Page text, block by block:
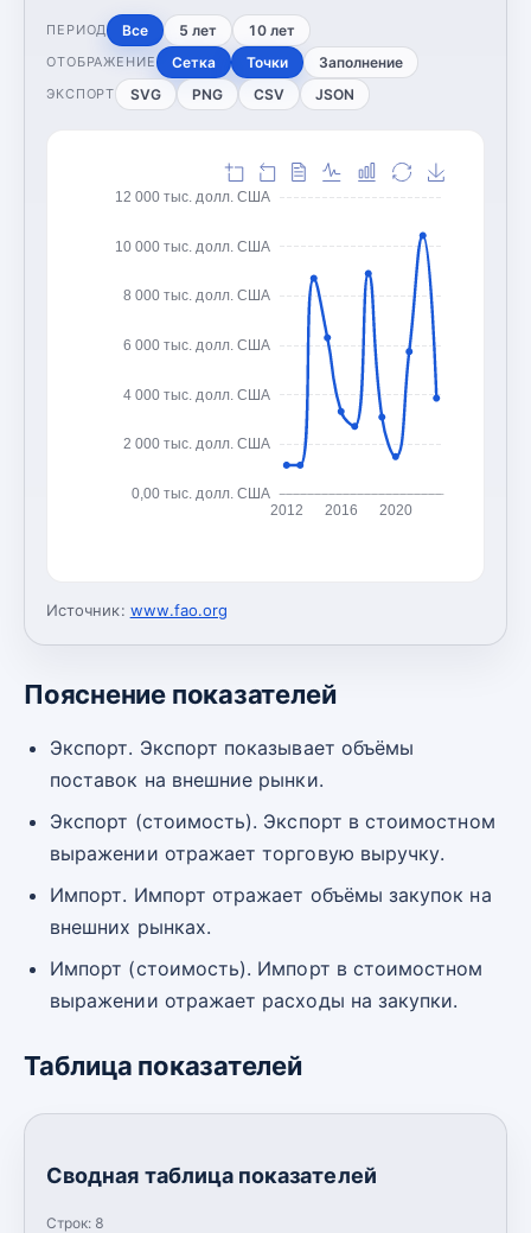
ПЕРИОД Все 5 лет 10 лет
ОТОБРАЖЕНИЕ Сетка Точки Заполнение
ЭКСПОРТ SVG PNG CSV JSON
0,00 тыс. долл. США
2 000 тыс. долл. США
4 000 тыс. долл. США
6 000 тыс. долл. США
8 000 тыс. долл. США
10 000 тыс. долл. США
12 000 тыс. долл. США
2012 2016 2020
Источник: www.fao.org
Пояснение показателей
Экспорт. Экспорт показывает объёмы
поставок на внешние рынки.
Экспорт (стоимость). Экспорт в стоимостном
выражении отражает торговую выручку.
Импорт. Импорт отражает объёмы закупок на
внешних рынках.
Импорт (стоимость). Импорт в стоимостном
выражении отражает расходы на закупки.
Таблица показателей
Сводная таблица показателей
Строк: 8